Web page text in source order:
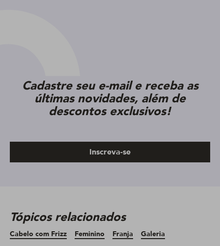
Cadastre seu e-mail e receba as
últimas novidades, além de
descontos exclusivos!
Inscreva-se
Tópicos relacionados
Cabelo com Frizz Feminino Franja
Galeria